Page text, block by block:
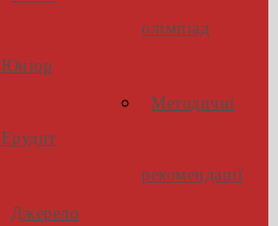
Юніор
Ерудит
Джерело
олімпіад
Методичні
рекомендації